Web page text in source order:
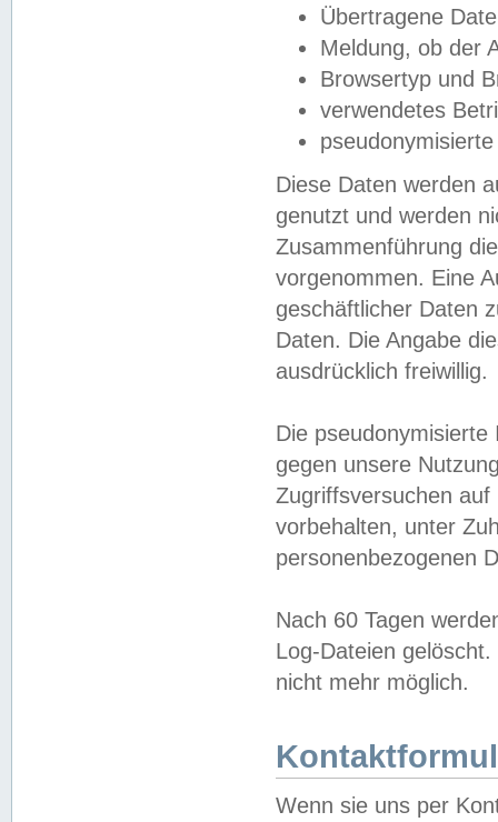
Übertragene
Meldung, ob der
Browsertyp und
verwendetes
Diese Daten werden
genutzt und werden
Zusammenführung
vorgenommen. Eine
geschäftlicher Daten
Daten. Die Angabe
ausdrücklich freiwillig.
Die
gegen unsere
Zugriffsversuchen
vorbehalten, unter
personenbezogenen
Nach 60 Tagen
Log-Dateien
nicht mehr möglich.
Wenn sie uns per